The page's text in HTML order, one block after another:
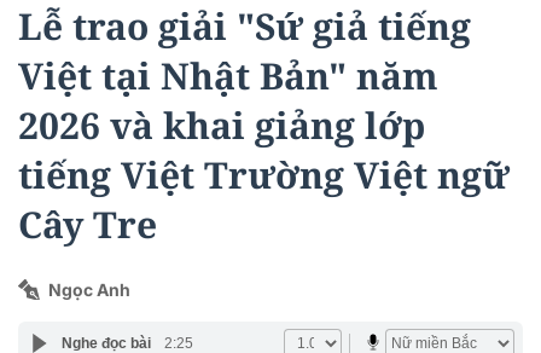
Lễ trao giải "Sứ giả tiếng
Việt tại Nhật Bản" năm
2026 và khai giảng lớp
tiếng Việt Trường Việt ngữ
Cây Tre
Ngọc Anh
Nghe đọc bài 2:25